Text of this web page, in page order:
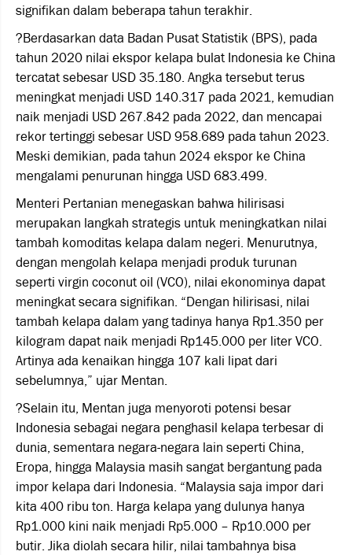
signifikan dalam beberapa tahun terakhir.
?Berdasarkan data Badan Pusat Statistik (BPS), pada
tahun 2020 nilai ekspor kelapa bulat Indonesia ke China
tercatat sebesar USD 35.180. Angka tersebut terus
meningkat menjadi USD 140.317 pada 2021, kemudian
naik menjadi USD 267.842 pada 2022, dan mencapai
rekor tertinggi sebesar USD 958.689 pada tahun 2023.
Meski demikian, pada tahun 2024 ekspor ke China
mengalami penurunan hingga USD 683.499.
Menteri Pertanian menegaskan bahwa hilirisasi
merupakan langkah strategis untuk meningkatkan nilai
tambah komoditas kelapa dalam negeri. Menurutnya,
dengan mengolah kelapa menjadi produk turunan
seperti virgin coconut oil (VCO), nilai ekonominya dapat
meningkat secara signifikan. “Dengan hilirisasi, nilai
tambah kelapa dalam yang tadinya hanya Rp1.350 per
kilogram dapat naik menjadi Rp145.000 per liter VCO.
Artinya ada kenaikan hingga 107 kali lipat dari
sebelumnya,” ujar Mentan.
?Selain itu, Mentan juga menyoroti potensi besar
Indonesia sebagai negara penghasil kelapa terbesar di
dunia, sementara negara-negara lain seperti China,
Eropa, hingga Malaysia masih sangat bergantung pada
impor kelapa dari Indonesia. “Malaysia saja impor dari
kita 400 ribu ton. Harga kelapa yang dulunya hanya
Rp1.000 kini naik menjadi Rp5.000 – Rp10.000 per
butir. Jika diolah secara hilir, nilai tambahnya bisa